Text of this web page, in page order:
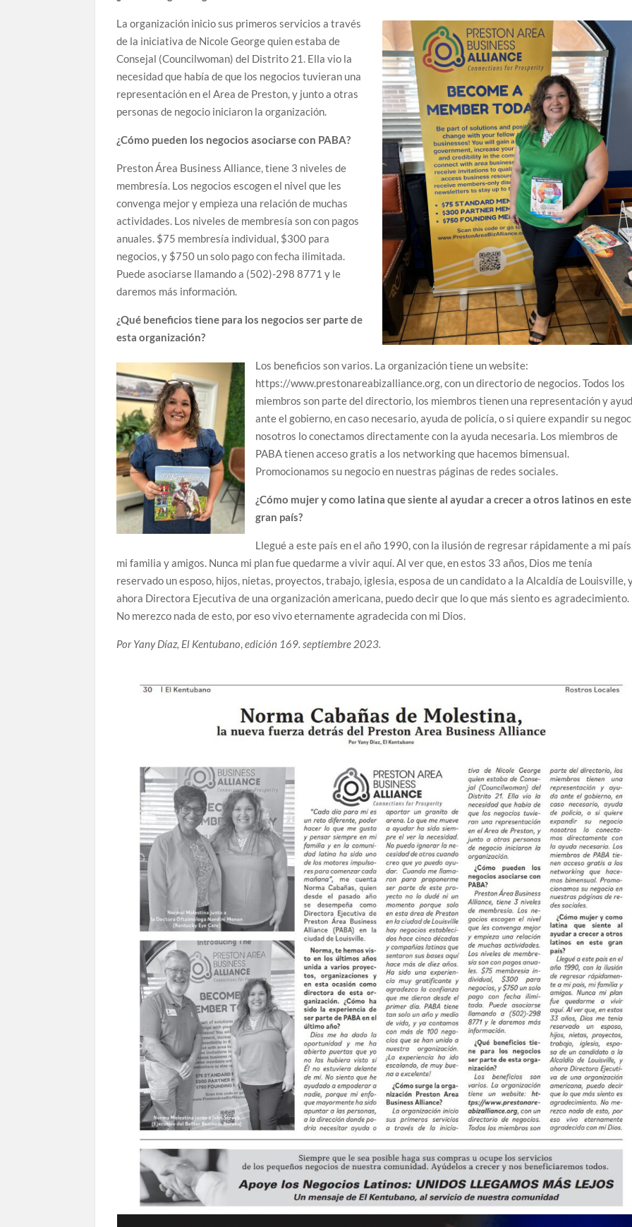
La organización inicio sus primeros servicios a través
de la iniciativa de Nicole George quien estaba de
Consejal (Councilwoman) del Distrito 21. Ella vio la
necesidad que había de que los negocios tuvieran una
representación en el Area de Preston, y junto a otras
personas de negocio iniciaron la organización.
¿Cómo pueden los negocios asociarse con PABA?
Preston Área Business Alliance, tiene 3 niveles de
membresía. Los negocios escogen el nivel que les
convenga mejor y empieza una relación de muchas
actividades. Los niveles de membresía son con pagos
anuales. $75 membresía individual, $300 para
negocios, y $750 un solo pago con fecha ilimitada.
Puede asociarse llamando a (502)-298 8771 y le
daremos más información.
¿Qué beneficios tiene para los negocios ser parte de
esta organización?
Los beneficios son varios. La organización tiene un website:
https://www.prestonareabizalliance.org, con un directorio de negocios. Todos los
miembros son parte del directorio, los miembros tienen una representación y
ante el gobierno, en caso necesario, ayuda de policía, o si quiere expandir su
nosotros lo conectamos directamente con la ayuda necesaria. Los miembros de
PABA tienen acceso gratis a los networking que hacemos bimensual.
Promocionamos su negocio en nuestras páginas de redes sociales.
¿Cómo mujer y como latina que siente al ayudar a crecer a otros latinos en este
gran país?
Llegué a este país en el año 1990, con la ilusión de regresar rápidamente a mi
mi familia y amigos. Nunca mi plan fue quedarme a vivir aquí. Al ver que, en estos 33 años, Dios me tenía
reservado un esposo, hijos, nietas, proyectos, trabajo, iglesia, esposa de un candidato a la Alcaldía de Louisville,
ahora Directora Ejecutiva de una organización americana, puedo decir que lo que más siento es agradecimiento.
No merezco nada de esto, por eso vivo eternamente agradecida con mi Dios.
Por Yany Díaz, El Kentubano,edición 169. septiembre 2023.